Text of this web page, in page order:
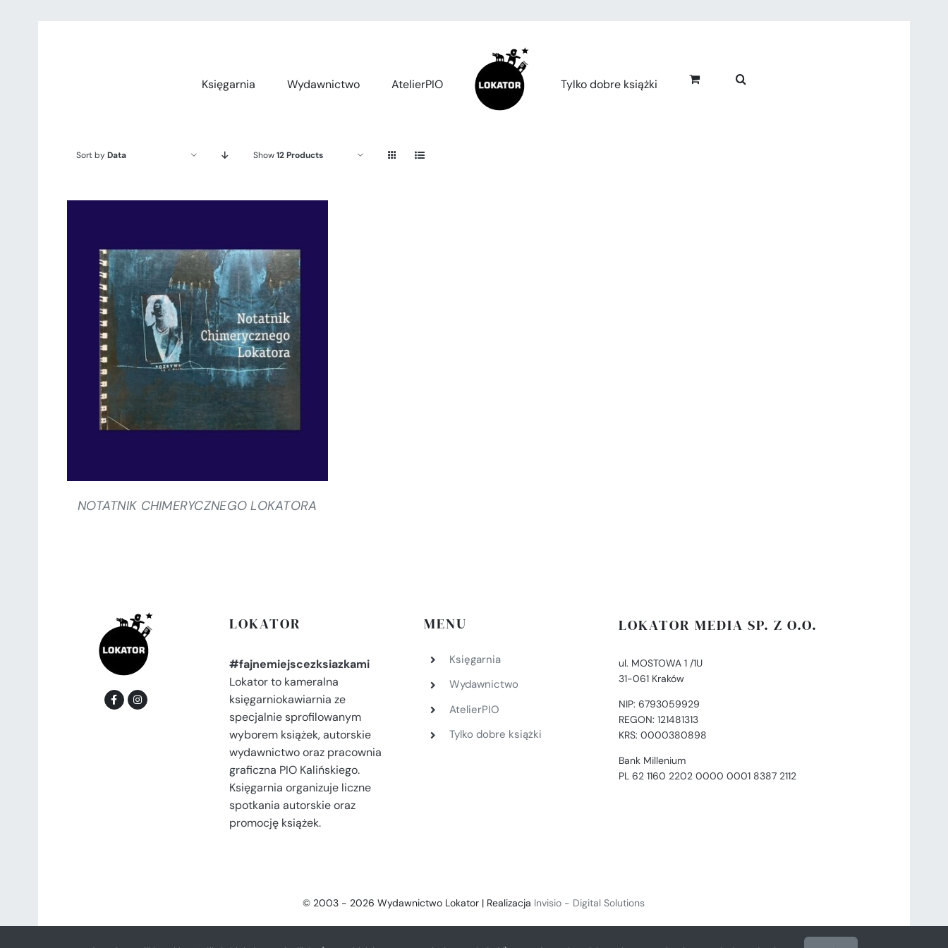
Księgarnia
Wydawnictwo AtelierPIO Tylko dobre książki
Sort byData Show12 Products
SZCZEGÓŁY
NOTATNIK CHIMERYCZNEGO LOKATORA
LOKATOR
#fajnemiejscezksiazkami
Lokator to kameralna
księgarniokawiarnia ze
specjalnie sprofilowanym
wyborem książek, autorskie
wydawnictwo oraz pracownia
graficzna PIO Kalińskiego.
Księgarnia organizuje liczne
spotkania autorskie oraz
promocję książek.
MENU
Księgarnia
Wydawnictwo
AtelierPIO
Tylko dobre książki
LOKATOR MEDIA SP. Z O.O.
ul. MOSTOWA 1 /1U
31-061 Kraków
NIP: 6793059929
REGON: 121481313
KRS: 0000380898
Bank Millenium
PL 62 1160 2202 0000 0001 8387 2112
© 2003 - 2026 Wydawnictwo Lokator | Realizacja Invisio - Digital Solutions